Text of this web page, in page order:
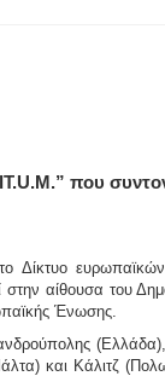
που
Δίκτυο
αίθουσα του
Ένωσης.
και Κάλιτζ